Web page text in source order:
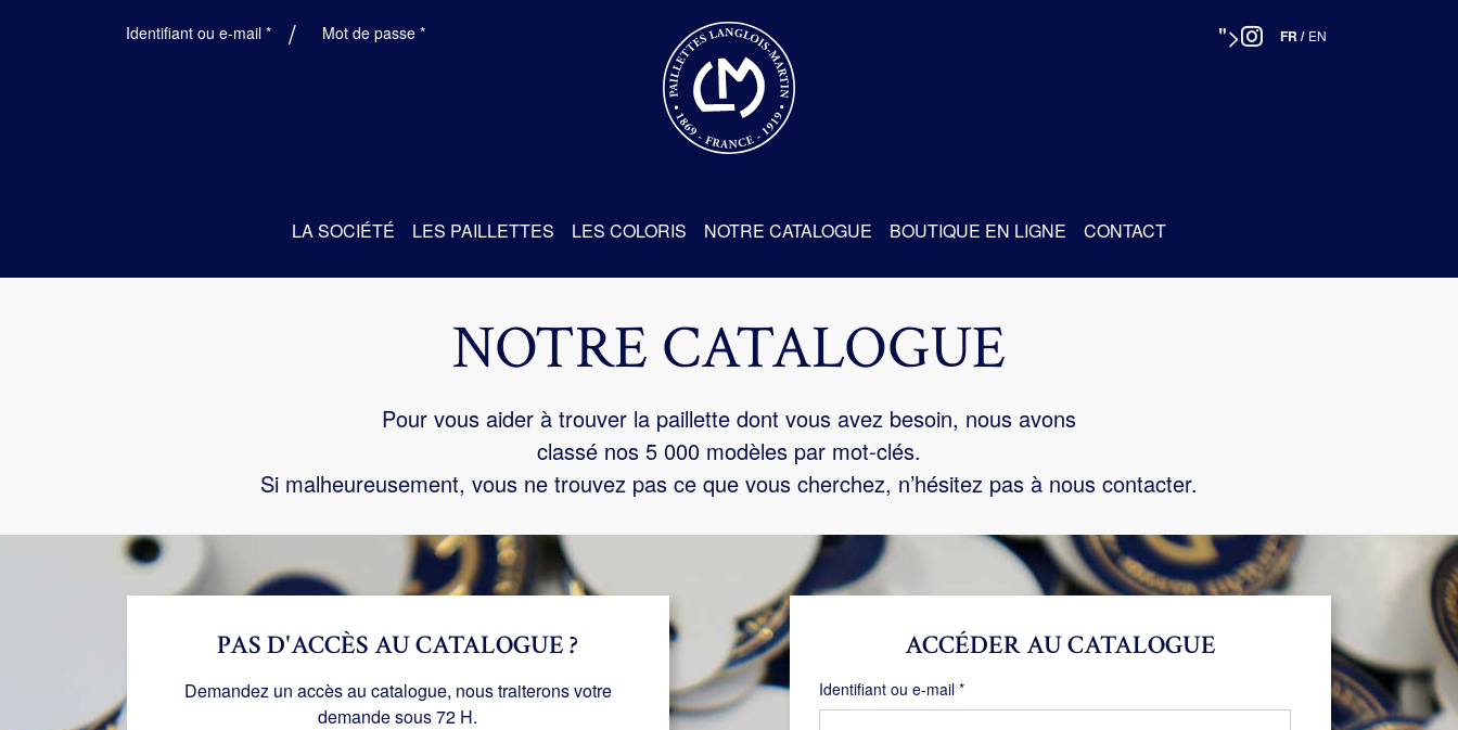
Identifiant ou e-mail *ObligatoireMot de passe *Obligatoire "> FR / EN
LA SOCIÉTÉ LES PAILLETTES LES COLORIS NOTRE CATALOGUE BOUTIQUE EN LIGNE CONTACT
NOTRE CATALOGUE
Pour vous aider à trouver la paillette dont vous avez besoin, nous avons
classé nos 5 000 modèles par mot-clés.
Si malheureusement, vous ne trouvez pas ce que vous cherchez, n’hésitez pas à nous contacter.
ACCÉDER AU CATALOGUE
Identifiant ou e-mail *Obligatoire
PAS D'ACCÈS AU CATALOGUE ?
Demandez un accès au catalogue, nous traiterons votre
demande sous 72 H.